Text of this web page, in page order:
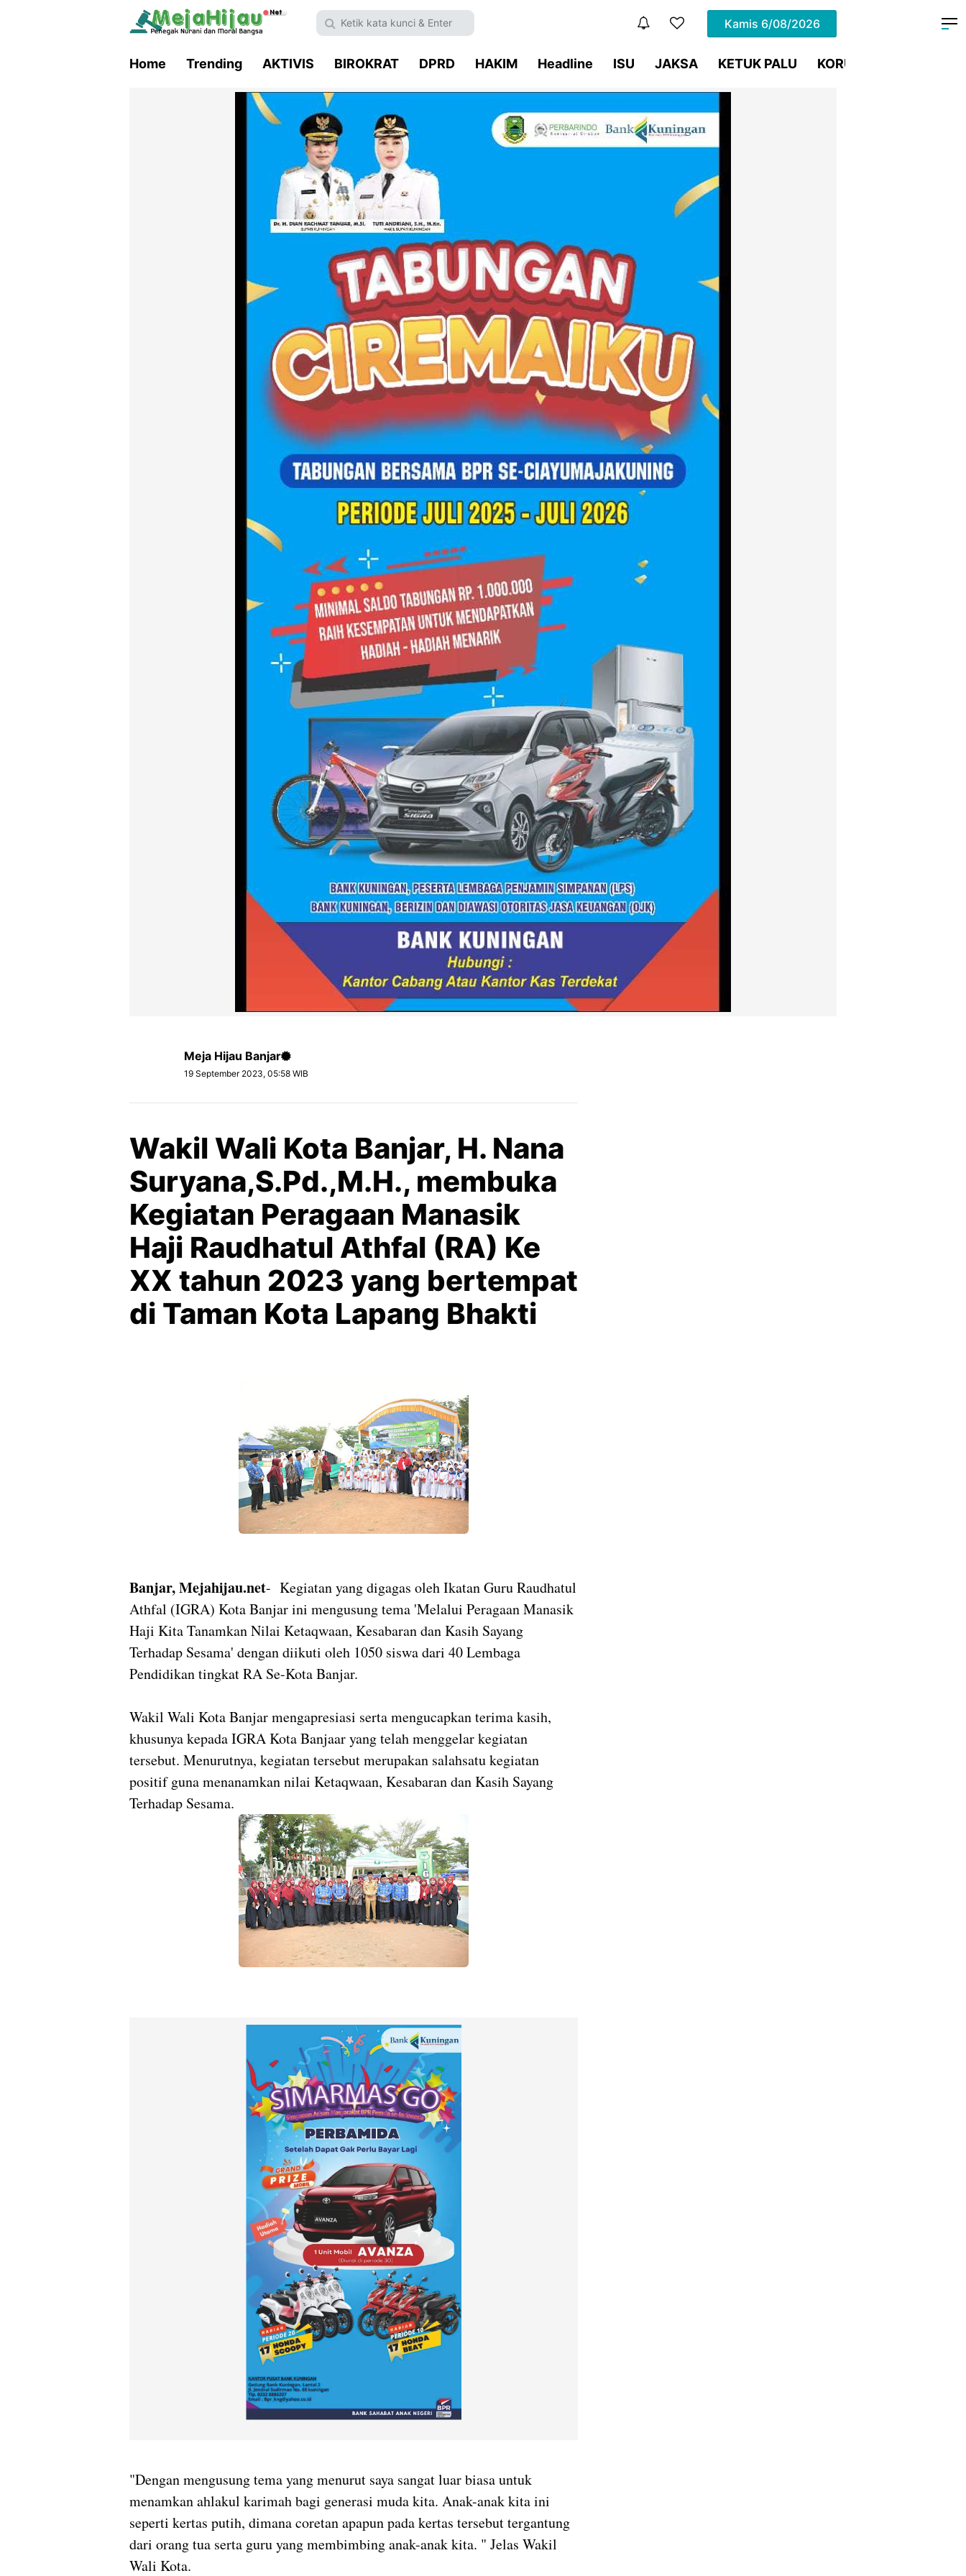
Kamis 6/08/2026
Home Trending AKTIVIS BIROKRAT DPRD HAKIM Headline ISU JAKSA KETUK PALU KORUPSI
Meja Hijau Banjar
19 September 2023, 05:58 WIB
Wakil Wali Kota Banjar, H. Nana
Suryana,S.Pd.,M.H., membuka
Kegiatan Peragaan Manasik
Haji Raudhatul Athfal (RA) Ke
XX tahun 2023 yang bertempat
di Taman Kota Lapang Bhakti
Banjar, Mejahijau.net- Kegiatan yang digagas oleh Ikatan Guru Raudhatul
Athfal (IGRA) Kota Banjar ini mengusung tema 'Melalui Peragaan Manasik
Haji Kita Tanamkan Nilai Ketaqwaan, Kesabaran dan Kasih Sayang
Terhadap Sesama' dengan diikuti oleh 1050 siswa dari 40 Lembaga
Pendidikan tingkat RA Se-Kota Banjar.
Wakil Wali Kota Banjar mengapresiasi serta mengucapkan terima kasih,
khusunya kepada IGRA Kota Banjaar yang telah menggelar kegiatan
tersebut. Menurutnya, kegiatan tersebut merupakan salahsatu kegiatan
positif guna menanamkan nilai Ketaqwaan, Kesabaran dan Kasih Sayang
Terhadap Sesama.
"Dengan mengusung tema yang menurut saya sangat luar biasa untuk
menamkan ahlakul karimah bagi generasi muda kita. Anak-anak kita ini
seperti kertas putih, dimana coretan apapun pada kertas tersebut tergantung
dari orang tua serta guru yang membimbing anak-anak kita. " Jelas Wakil
Wali Kota.